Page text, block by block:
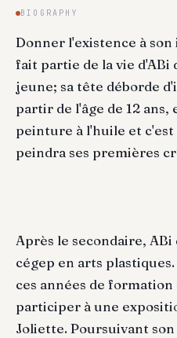
BIOGRAPHY
Donner l'existence à
fait partie de la vie d'ABi
jeune; sa tête déborde
partir de l'âge de 12 ans,
peinture à l'huile et c'est
peindra ses premières
Après le secondaire, ABi
cégep en arts
ces années de
participer à une
Joliette. Poursuivant